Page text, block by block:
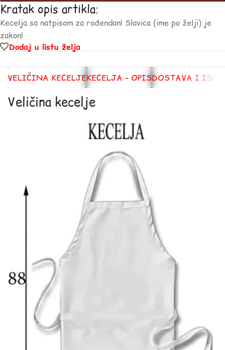
Kratak opis artikla:
Kecelja sa natpisom za rođendan! Slavica (ime po želji) je
zakon!
Dodaj u listu želja
VELIČINA KECELJEKECELJA – OPISDOSTAVA I
Veličina kecelje